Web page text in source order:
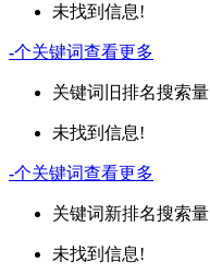
未找到信息!
-个关键词查看更多
关键词 旧排名搜索量
未找到信息!
-个关键词查看更多
关键词新排名搜索量
未找到信息!